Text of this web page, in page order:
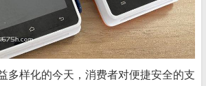
多样化的今天，消费者对便捷安全的支